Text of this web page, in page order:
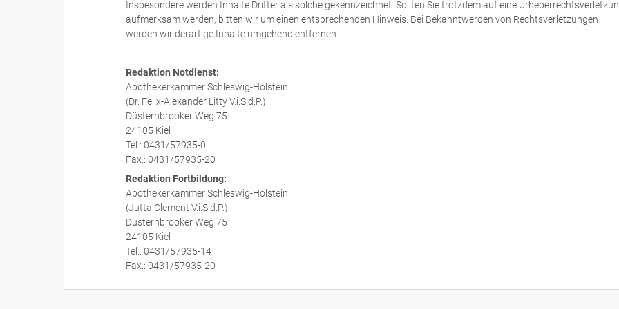
Insbesondere werden Inhalte Dritter als solche gekennzeichnet. Sollten Sie trotzdem auf eine
aufmerksam werden, bitten wir um einen entsprechenden Hinweis. Bei Bekanntwerden von Rechtsverletzungen
werden wir derartige Inhalte umgehend entfernen.
Redaktion Notdienst:
Apothekerkammer Schleswig-Holstein
(Dr. Felix-Alexander Litty V.i.S.d.P.)
Düsternbrooker Weg 75
24105 Kiel
Tel.: 0431/57935-0
Fax.: 0431/57935-20
Redaktion Fortbildung:
Apothekerkammer Schleswig-Holstein
(Jutta Clement V.i.S.d.P.)
Düsternbrooker Weg 75
24105 Kiel
Tel.: 0431/57935-14
Fax.: 0431/57935-20